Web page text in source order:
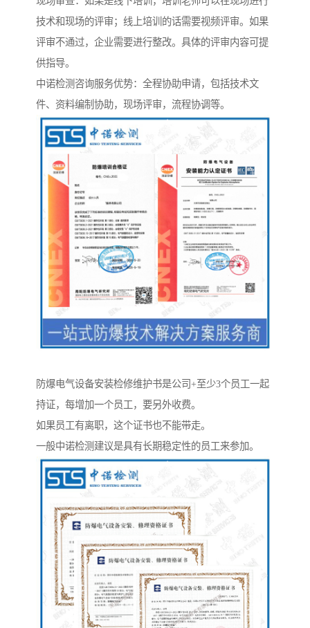
技术和现场的评审；线上培训的话需要视频评审。如果
评审不通过，企业需要进行整改。具体的评审内容可提
供指导。
中诺检测咨询服务优势：全程协助申请，包括技术文
件、资料编制协助，现场评审，流程协调等。
防爆电气设备安装检修维护书是公司+至少3个员工一起
持证，每增加一个员工，要另外收费。
如果员工有离职，这个证书也不能带走。
一般中诺检测建议是具有长期稳定性的员工来参加。